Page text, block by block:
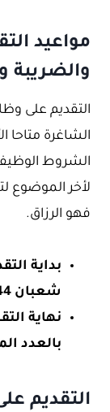
مواعيد
والضريبة
التقديم على
الشاغرة متاحا
الشروط
لأخر الموضوع
فهو الرزاق.
شعبان 1444هـ، الموافق 8 مارس 2023.
نهاية
بالعدد
التقديم